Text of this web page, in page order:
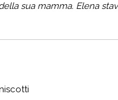
sua mamma. Elena